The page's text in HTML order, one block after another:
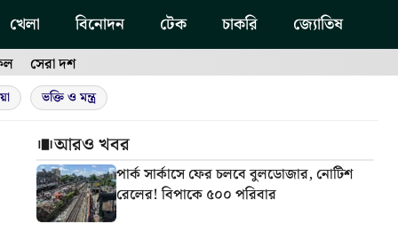
খেলা বিনোদন টেক চাকরি জ্যোতিষ
সেরা দশ
ভক্তি ও মন্ত্র
আরও খবর
পার্ক সার্কাসে ফের চলবে বুলডোজার, নোটিশ
রেলের! বিপাকে ৫০০ পরিবার